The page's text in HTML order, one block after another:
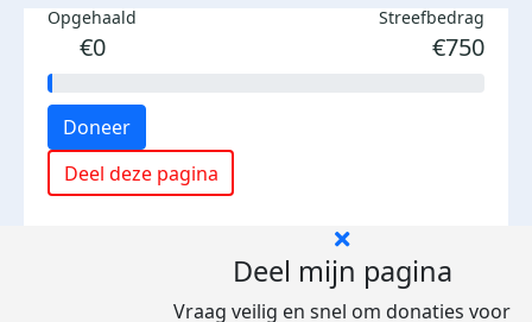
Opgehaald
€0
Streefbedrag
€750
Doneer
Deel deze pagina
Deel mijn pagina
Vraag veilig en snel om donaties voor